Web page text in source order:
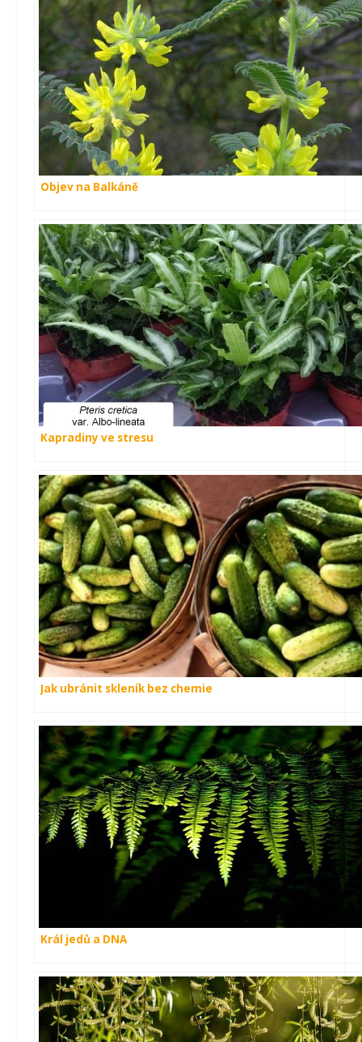
Objev na Balkáně
Kapradiny ve stresu
Jak ubránit skleník bez chemie
Král jedů a DNA